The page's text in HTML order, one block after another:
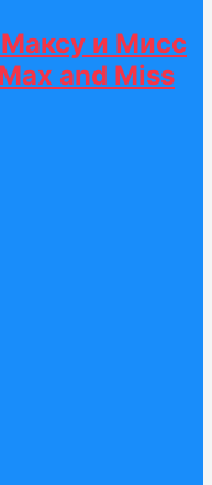
и Мисс
and Miss